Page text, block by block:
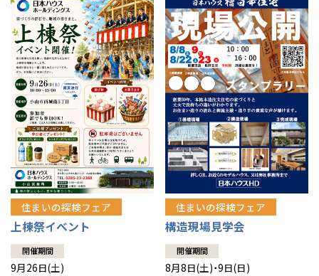
住まいの探検フェア
上棟祭イベント
開催期間
9月26日(土)
住まいの探検フェア
構造現場見学会
開催期間
8月8日(土)・9日(日)